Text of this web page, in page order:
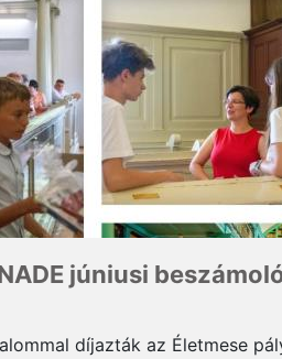
júniusi
díjazták az Életmese